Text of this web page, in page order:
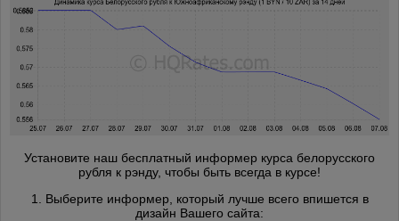
Установите наш бесплатный информер курса белорусского
рубля к рэнду, чтобы быть всегда в курсе!
1. Выберите информер, который лучше всего впишется в
дизайн Вашего сайта: